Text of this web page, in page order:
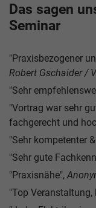
Das sagen
Seminar
"Praxisbezogener
Robert Gschaider /
"Sehr
"Vortrag war sehr
fachgerecht und
"Sehr kompetenter
"Sehr gute
"Praxisnähe",
"Top